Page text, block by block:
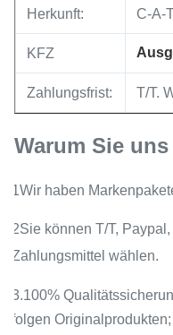
Herkunft: C-A-
KFZ
Zahlungsfrist: T/T.
Warum Sie
1Wir haben
2Sie können T/T,
Zahlungsmittel wählen.
3.100%
folgen Originalprodukten;